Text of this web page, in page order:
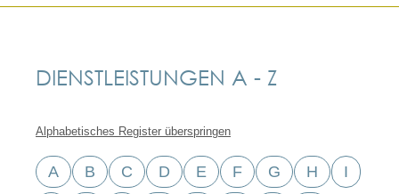
DIENSTLEISTUNGEN A - Z
Alphabetisches Register überspringen
A B C D E F G H I